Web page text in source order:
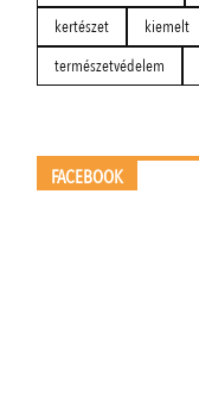
kertészet
kiemelt
természetvédelem
FACEBOOK